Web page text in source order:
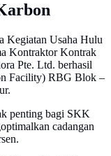
Kegiatan Usaha Hulu
Kontraktor Kontrak
Pte. Ltd. berhasil
Facility) RBG Blok –
penting bagi SKK
cadangan